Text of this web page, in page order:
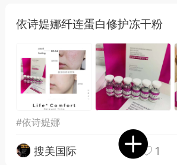
26 23:30
电脑端 新品推荐
闪充小白罐
本/双效闪充，养出紧致小白脸！一
充小白罐 = 闪充大白肌（仪器）× 草
产品）×极光嫩肤啫喱（产品）这是
护...
依诗媞娜纤连蛋白修护冻干粉
#依诗媞娜
搜美国际 1